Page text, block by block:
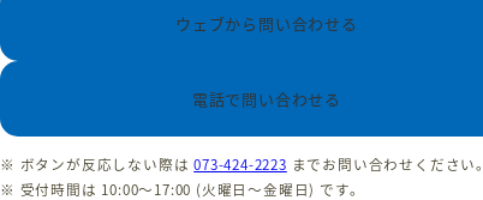
ウェブから問い合わせる
電話で問い合わせる
※ ボタンが反応しない際は073-424-2223 までお問い合わせください。
※ 受付時間は 10:00〜17:00 (火曜日〜金曜日) です。